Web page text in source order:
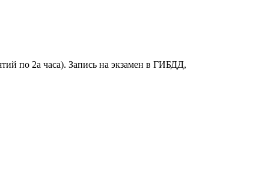
по 2а часа). Запись на экзамен в ГИБДД,